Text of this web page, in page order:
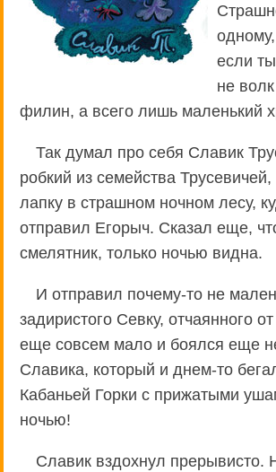
если
не
филин, а всего лишь маленький
Так думал про себя Славик
робкий из семейства
лапку в страшном ночном лесу,
отправил Егорыч. Сказал еще,
смелятник, только ночью видна.
И отправил почему-то не
задиристого Севку, отчаянного
еще совсем мало и боялся еще
Славика, который и днем-то
Кабаньей Горки с прижатыми
ночью!
Славик вздохнул прерывисто.